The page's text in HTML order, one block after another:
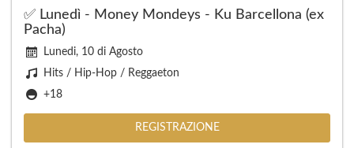
✅ Lunedì - Money Mondeys - Ku Barcellona (ex
Pacha)
Lunedi, 10 di Agosto
Hits / Hip-Hop / Reggaeton
+18
REGISTRAZIONE